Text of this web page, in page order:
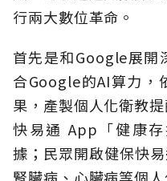
行兩大數位革命。
首先是和Google展開
合Google的AI算力，
果，產製個人化衛教
快易通 App「健康
據；民眾開啟健保快